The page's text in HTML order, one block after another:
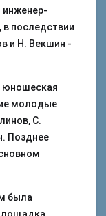
в последствии
и Н. Векшин -
юношеская
молодые
С.
Позднее
была